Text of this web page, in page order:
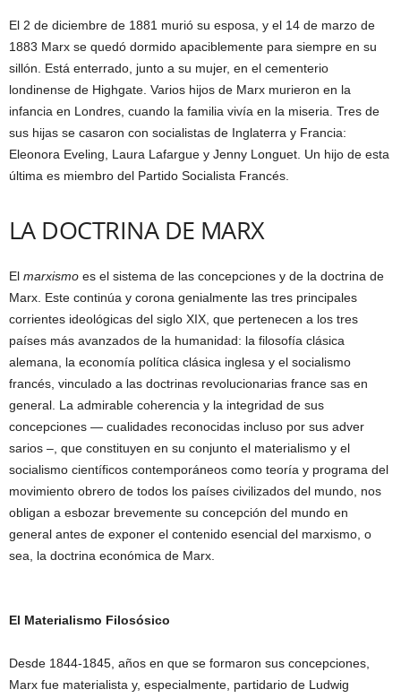
El 2 de diciembre de 1881 murió su esposa, y el 14 de marzo de
1883 Marx se quedó dormido apaciblemente para siempre en su
sillón. Está enterrado, junto a su mujer, en el cementerio
londinense de Highgate. Varios hijos de Marx murieron en la
infancia en Londres, cuando la familia vivía en la miseria. Tres de
sus hijas se casaron con socialistas de Inglaterra y Francia:
Eleonora Eveling, Laura Lafargue y Jenny Longuet. Un hijo de esta
última es miembro del Partido Socialista Francés.
LA DOCTRINA DE MARX
El marxismo es el sistema de las concepciones y de la doctrina de
Marx. Este continúa y corona genialmente las tres principales
corrientes ideológicas del siglo XIX, que pertenecen a los tres
países más avanzados de la humanidad: la filosofía clásica
alemana, la economía política clásica inglesa y el socialismo
francés, vinculado a las doctrinas revolucionarias france sas en
general. La admirable coherencia y la integridad de sus
concepciones — cualidades reconocidas incluso por sus adver
sarios –, que constituyen en su conjunto el materialismo y el
socialismo científicos contemporáneos como teoría y programa del
movimiento obrero de todos los países civilizados del mundo, nos
obligan a esbozar brevemente su concepción del mundo en
general antes de exponer el contenido esencial del marxismo, o
sea, la doctrina económica de Marx.
El Materialismo Filosósico
Desde 1844-1845, años en que se formaron sus concepciones,
Marx fue materialista y, especialmente, partidario de Ludwig